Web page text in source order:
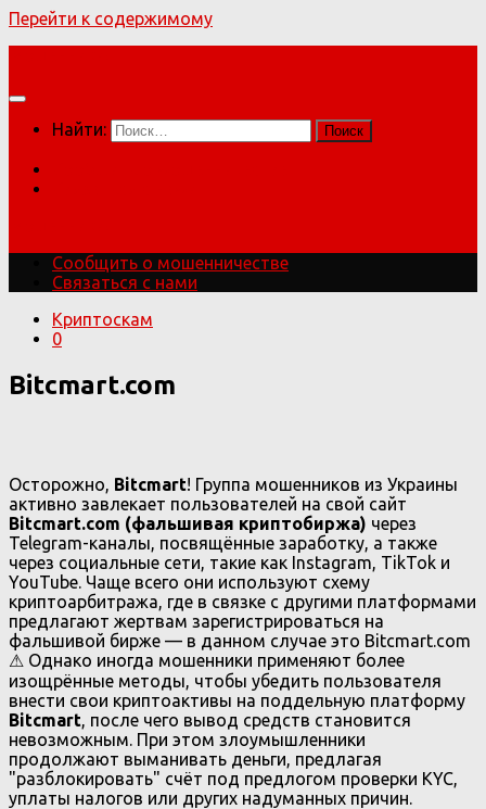
Перейти к содержимому
Найти:
Сообщить о мошенничестве
Связаться с нами
Криптоскам
0
Bitcmart.com
Осторожно, Bitcmart! Группа мошенников из Украины
активно завлекает пользователей на свой сайт
Bitcmart.com (фальшивая криптобиржа) через
Telegram-каналы, посвящённые заработку, а также
через социальные сети, такие как Instagram, TikTok и
YouTube. Чаще всего они используют схему
криптоарбитража, где в связке с другими платформами
предлагают жертвам зарегистрироваться на
фальшивой бирже — в данном случае это Bitcmart.com
⚠ Однако иногда мошенники применяют более
изощрённые методы, чтобы убедить пользователя
внести свои криптоактивы на поддельную платформу
Bitcmart, после чего вывод средств становится
невозможным. При этом злоумышленники
продолжают выманивать деньги, предлагая
"разблокировать" счёт под предлогом проверки KYC,
уплаты налогов или других надуманных причин.